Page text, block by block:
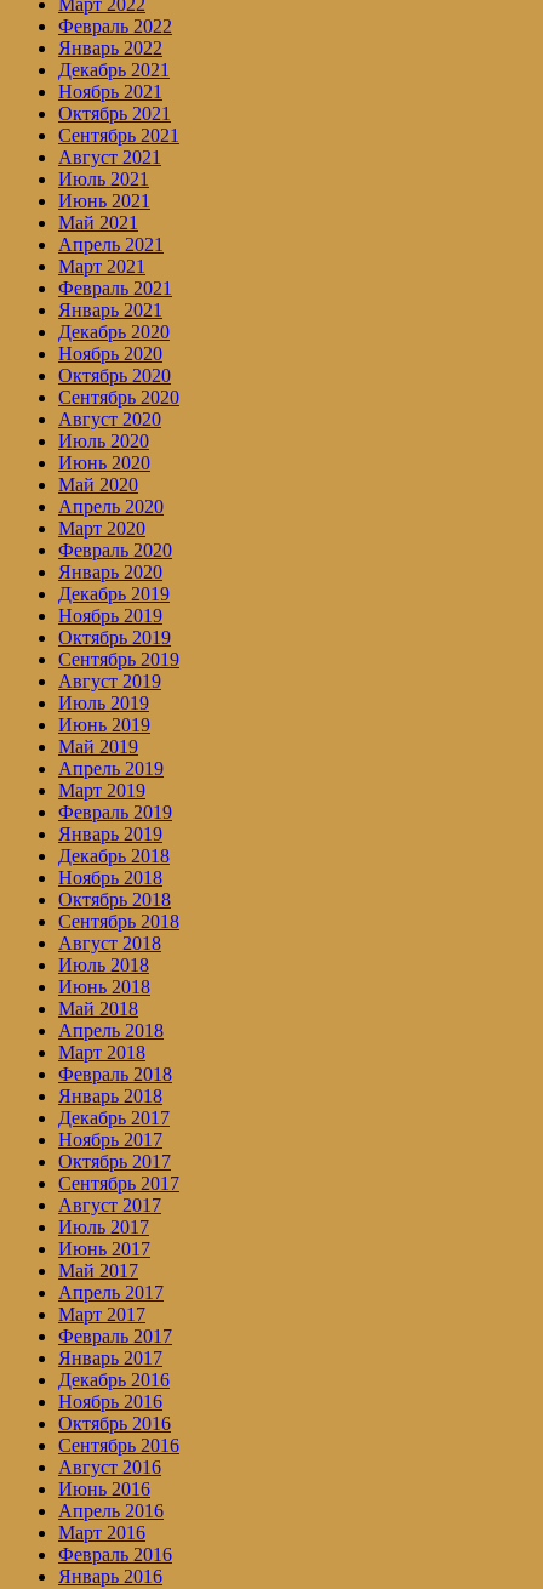
Март 2022
Февраль 2022
Январь 2022
Декабрь 2021
Ноябрь 2021
Октябрь 2021
Сентябрь 2021
Август 2021
Июль 2021
Июнь 2021
Май 2021
Апрель 2021
Март 2021
Февраль 2021
Январь 2021
Декабрь 2020
Ноябрь 2020
Октябрь 2020
Сентябрь 2020
Август 2020
Июль 2020
Июнь 2020
Май 2020
Апрель 2020
Март 2020
Февраль 2020
Январь 2020
Декабрь 2019
Ноябрь 2019
Октябрь 2019
Сентябрь 2019
Август 2019
Июль 2019
Июнь 2019
Май 2019
Апрель 2019
Март 2019
Февраль 2019
Январь 2019
Декабрь 2018
Ноябрь 2018
Октябрь 2018
Сентябрь 2018
Август 2018
Июль 2018
Июнь 2018
Май 2018
Апрель 2018
Март 2018
Февраль 2018
Январь 2018
Декабрь 2017
Ноябрь 2017
Октябрь 2017
Сентябрь 2017
Август 2017
Июль 2017
Июнь 2017
Май 2017
Апрель 2017
Март 2017
Февраль 2017
Январь 2017
Декабрь 2016
Ноябрь 2016
Октябрь 2016
Сентябрь 2016
Август 2016
Июнь 2016
Апрель 2016
Март 2016
Февраль 2016
Январь 2016